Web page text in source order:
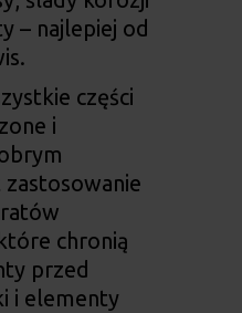
– najlepiej od
części
i
chronią
przed
i elementy